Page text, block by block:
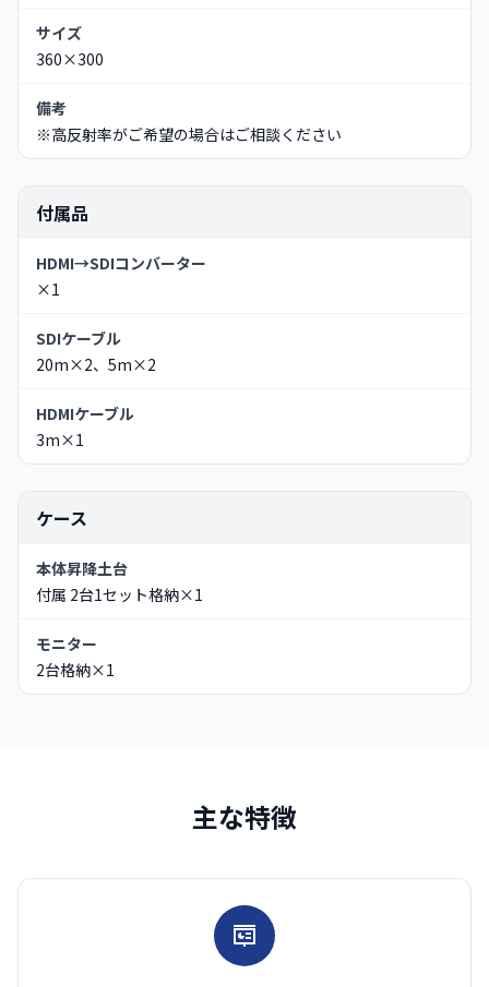
サイズ
360×300
備考
※高反射率がご希望の場合はご相談ください
付属品
HDMI→SDIコンバーター
×1
SDIケーブル
20m×2、5m×2
HDMIケーブル
3m×1
ケース
本体昇降土台
付属 2台1セット格納×1
モニター
2台格納×1
主な特徴